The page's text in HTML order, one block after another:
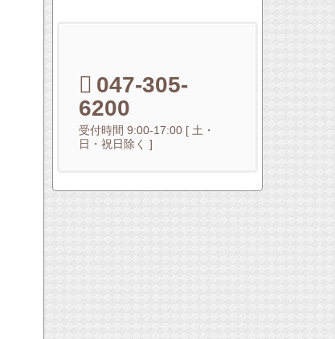
047-305-
6200
受付時間 9:00-17:00 [ 土・
日・祝日除く ]